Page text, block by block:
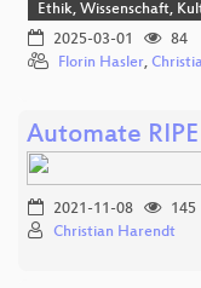
Ethik, Wissenschaft,
2025-03-01
84
Florin Hasler,
Automate
2021-11-08
145
Christian Harendt